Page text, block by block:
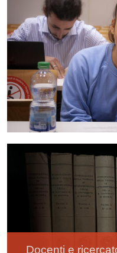
Immagine
Docenti e